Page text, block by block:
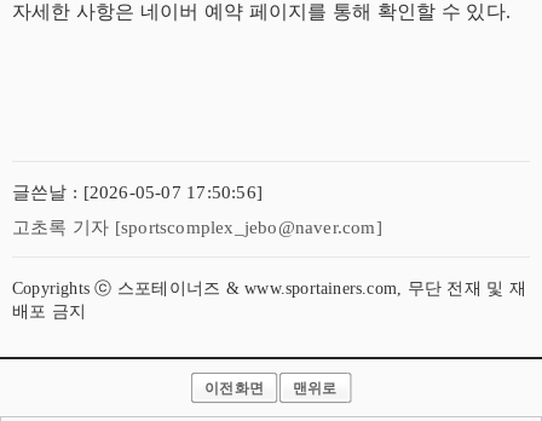
자세한 사항은 네이버 예약 페이지를 통해 확인할 수 있다.
글쓴날 : [2026-05-07 17:50:56]
고초록 기자 [sportscomplex_jebo@naver.com]
Copyrights ⓒ 스포테이너즈 & www.sportainers.com, 무단 전재 및 재
배포 금지
이전화면 맨위로